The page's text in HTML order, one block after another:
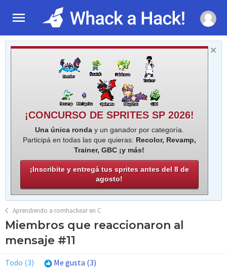
¡CONCURSO DE SPRITES SP 2026!
Una única ronday un ganador por categoría.
Participá en todas las que quieras: Recolor, Revamp,
Trainer, GBC ¡y más!
¡Inscribite y entregá tus sprites antes del 8 de
agosto!
Aprendiendo a romhackear en C
Miembros que reaccionaron al
mensaje #11
Todo (3) Me gusta (3)